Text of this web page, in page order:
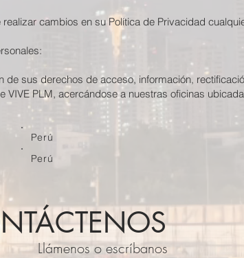
cambios en su Política de Privacidad
de sus derechos de acceso, información,
VIVE PLM, acercándose a nuestras oficinas
Perú
Perú
Llámenos o escríbanos